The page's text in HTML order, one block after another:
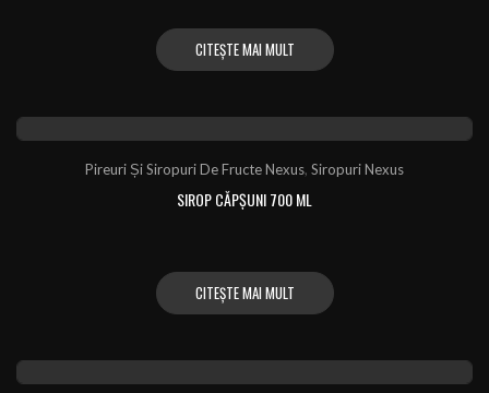
CITEȘTE MAI MULT
Pireuri Și Siropuri De Fructe Nexus, Siropuri Nexus
SIROP CĂPȘUNI 700 ML
CITEȘTE MAI MULT